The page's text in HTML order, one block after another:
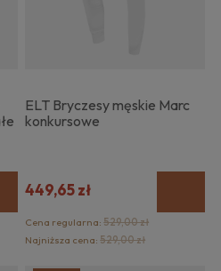
ELT Bryczesy męskie Marc
konkursowe
449,65 zł
Cena regularna:529,00 zł
Najniższa cena:529,00 zł